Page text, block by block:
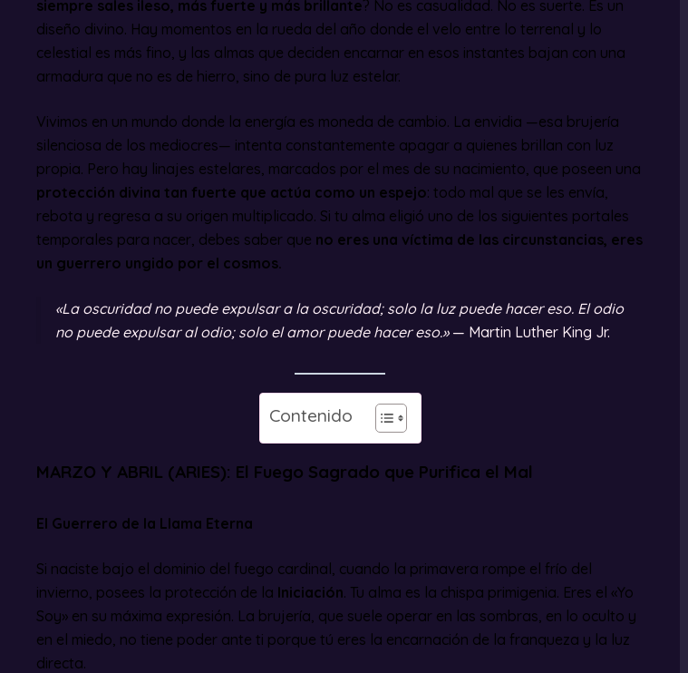
siempre sales ileso, más fuerte y más brillante? No es casualidad. No es suerte. Es un
diseño divino. Hay momentos en la rueda del año donde el velo entre lo terrenal y lo
celestial es más fino, y las almas que deciden encarnar en esos instantes bajan con una
armadura que no es de hierro, sino de pura luz estelar.
Vivimos en un mundo donde la energía es moneda de cambio. La envidia —esa brujería
silenciosa de los mediocres— intenta constantemente apagar a quienes brillan con luz
propia. Pero hay linajes estelares, marcados por el mes de su nacimiento, que poseen una
protección divina tan fuerte que actúa como un espejo: todo mal que se les envía,
rebota y regresa a su origen multiplicado. Si tu alma eligió uno de los siguientes portales
temporales para nacer, debes saber que no eres una víctima de las circunstancias, eres
un guerrero ungido por el cosmos.
«La oscuridad no puede expulsar a la oscuridad; solo la luz puede hacer eso. El odio
no puede expulsar al odio; solo el amor puede hacer eso.»— Martin Luther King Jr.
Contenido
MARZO Y ABRIL (ARIES): El Fuego Sagrado que Purifica el Mal
El Guerrero de la Llama Eterna
Si naciste bajo el dominio del fuego cardinal, cuando la primavera rompe el frío del
invierno, posees la protección de la Iniciación. Tu alma es la chispa primigenia. Eres el «Yo
Soy» en su máxima expresión. La brujería, que suele operar en las sombras, en lo oculto y
en el miedo, no tiene poder ante ti porque tú eres la encarnación de la franqueza y la luz
directa.